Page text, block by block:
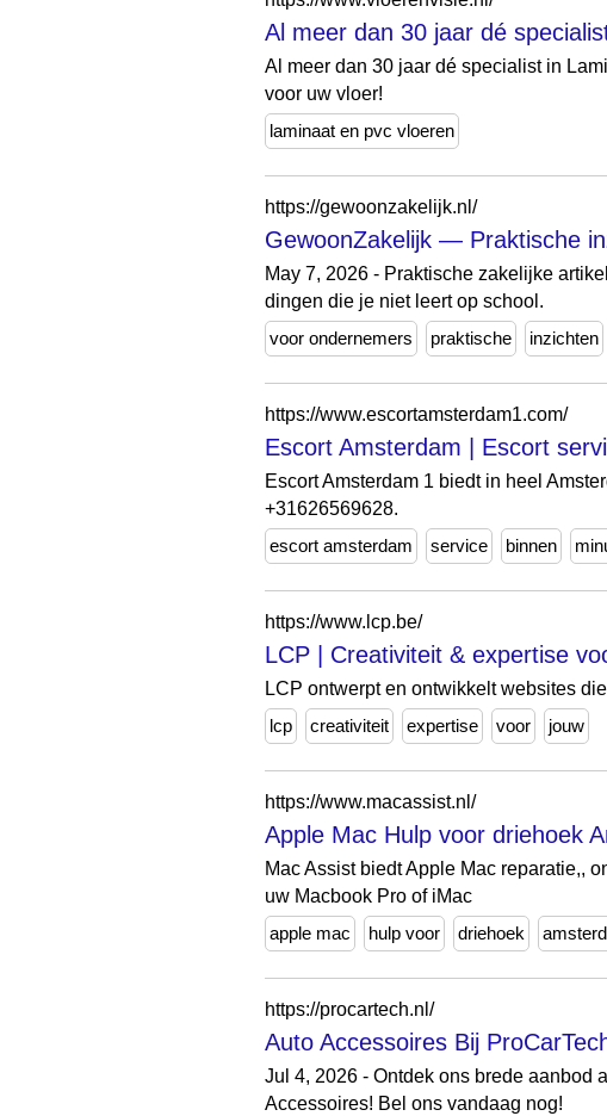
Al meer dan 30 jaar dé
Al meer dan 30 jaar dé specialist in
voor uw vloer!
laminaat en pvc vloeren
https://gewoonzakelijk.nl/
GewoonZakelijk — Praktische
May 7, 2026 - Praktische zakelijke
dingen die je niet leert op school.
voor ondernemers
praktische inzichten
https://www.escortamsterdam1.com/
Escort Amsterdam | Escort
Escort Amsterdam 1 biedt in heel
+31626569628.
escort amsterdam
service binnen
https://www.lcp.be/
LCP | Creativiteit & expertise
LCP ontwerpt en ontwikkelt websites
lcp
creativiteit expertise voor jouw
https://www.macassist.nl/
Apple Mac Hulp voor driehoek
Mac Assist biedt Apple Mac reparatie,,
uw Macbook Pro of iMac
apple mac
hulp voor driehoek
https://procartech.nl/
Auto Accessoires Bij
Jul 4, 2026 - Ontdek ons brede aanbod
Accessoires! Bel ons vandaag nog!